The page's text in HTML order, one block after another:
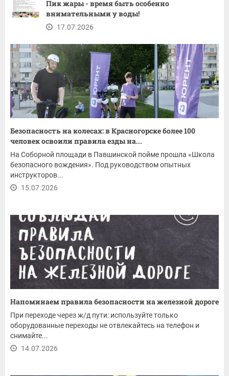
Пик жары - время быть особенно
внимательными у воды!
17.07.2026
Безопасность на колесах: в Красногорске более 100
человек освоили правила езды на...
На Соборной площади в Павшинской пойме прошла «Школа
безопасного вождения». Под руководством опытных
инструкторов...
15.07.2026
Напоминаем правила безопасности на железной дороге
При переходе через ж/д пути: используйте только
оборудованные переходы не отвлекайтесь на телефон и
снимайте...
14.07.2026